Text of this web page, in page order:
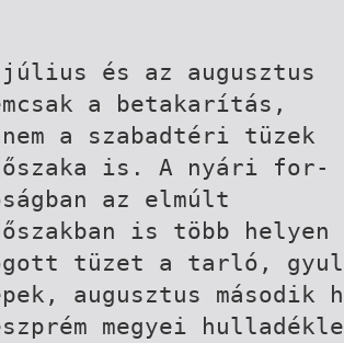
és az augusztus
a betakarítás,
a szabadtéri tüzek
is. A nyári for-
az elmúlt
is több helyen
tüzet a tarló,
augusztus második
megyei